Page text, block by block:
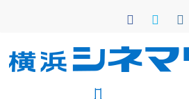
ン
横